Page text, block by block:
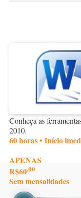
Conheça as
2010.
60 horas • Início
APENAS
R$60,00
Sem mensalidades